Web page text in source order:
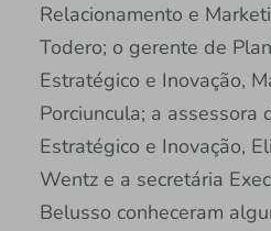
Relacionamento e
Todero; o gerente de
Estratégico e Inovação,
Porciuncula; a assessora
Estratégico e Inovação,
Wentz e a secretária
Belusso conheceram